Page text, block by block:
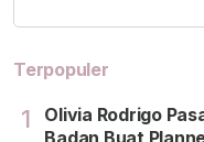
Terpopuler
1
Olivia Rodrigo
Badan Buat